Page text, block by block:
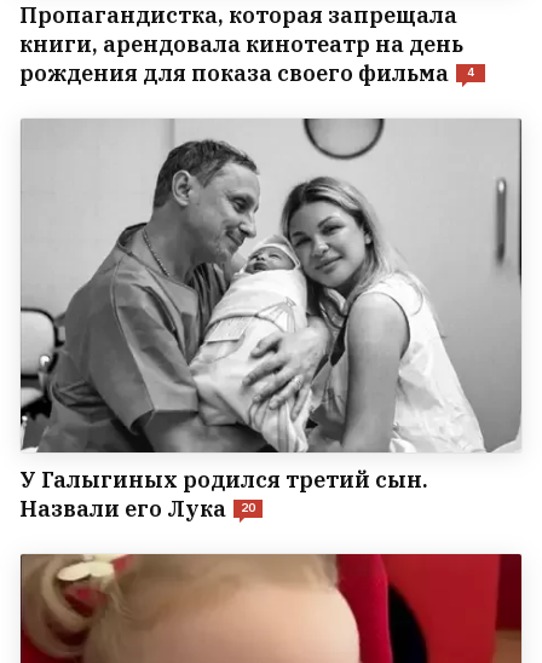
Пропагандистка, которая запрещала
книги, арендовала кинотеатр на день
рождения для показа своего фильма
4
У Галыгиных родился третий сын.
Назвали его Лука
20